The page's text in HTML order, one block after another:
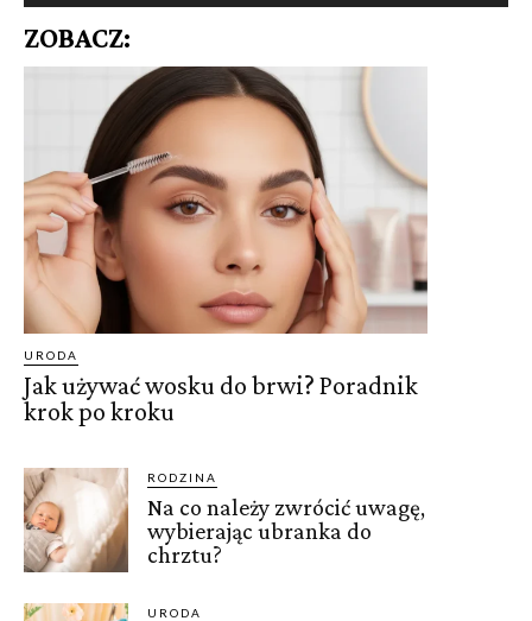
ZOBACZ:
URODA
Jak używać wosku do brwi? Poradnik
krok po kroku
RODZINA
Na co należy zwrócić uwagę,
wybierając ubranka do
chrztu?
URODA